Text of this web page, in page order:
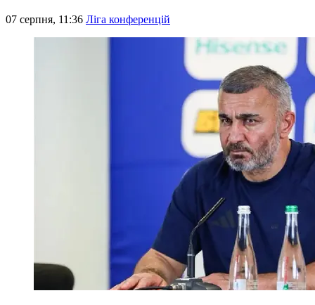
07 серпня, 11:36 Ліга конференцій